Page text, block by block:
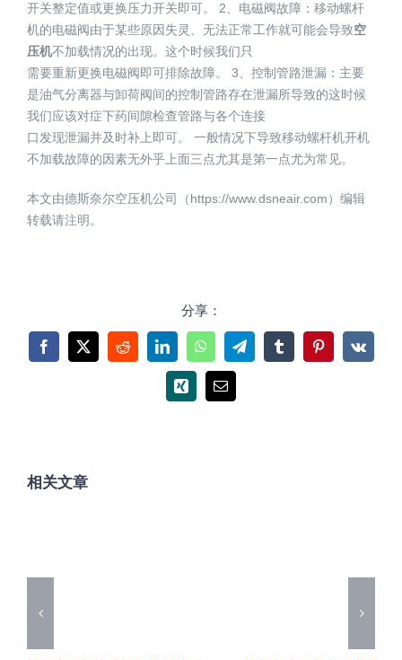
开关整定值或更换压力开关即可。 2、电磁阀故障：移动螺杆
机的电磁阀由于某些原因失灵、无法正常工作就可能会导致空
压机不加载情况的出现。这个时候我们只
需要重新更换电磁阀即可排除故障。 3、控制管路泄漏：主要
是油气分离器与卸荷阀间的控制管路存在泄漏所导致的这时候
我们应该对症下药间隙检查管路与各个连接
口发现泄漏并及时补上即可。 一般情况下导致移动螺杆机开机
不加载故障的因素无外乎上面三点尤其是第一点尤为常见。
本文由德斯奈尔空压机公司（https://www.dsneair.com）编辑
转载请注明。
分享：
Facebook
X RedditLinkedInWhatsAppTelegramTumblrPinterest
Vk
Xing
电
相关文章